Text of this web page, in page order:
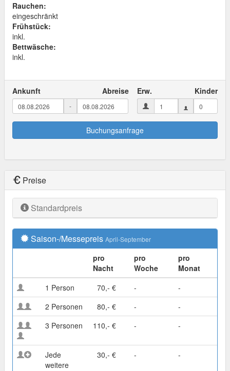
Rauchen:
eingeschränkt
Frühstück:
inkl.
Bettwäsche:
inkl.
Ankunft Abreise
-
Erw. Kinder
Buchungsanfrage
Preise
Standardpreis
Saison-/Messepreis April-September
pro
Nacht
pro
Woche
pro
Monat
1 Person
70,- € -
-
2 Personen
80,- € -
-
3 Personen
110,- € - -
Jede
weitere
30,- € - -